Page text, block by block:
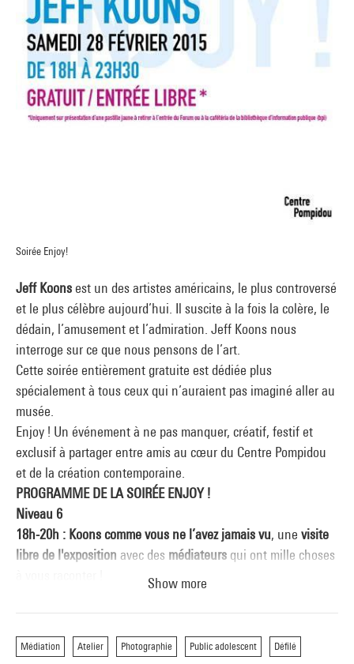
Soirée Enjoy!
Jeff Koonsest un des artistes américains, le plus controversé
et le plus célèbre aujourd’hui. Il suscite à la fois la colère, le
dédain, l’amusement et l’admiration. Jeff Koons nous
interroge sur ce que nous pensons de l’art.
Cette soirée entièrement gratuite est dédiée plus
spécialement à tous ceux qui n’auraient pas imaginé aller au
musée.
Enjoy ! Un événement à ne pas manquer, créatif, festif et
exclusif à partager entre amis au cœur du Centre Pompidou
et de la création contemporaine.
PROGRAMME DE LA SOIRÉE ENJOY !
Niveau 6
18h-20h : Koons comme vous ne l’avez jamais vu, une visite
libre de l'exposition avec des médiateurs qui ont mille choses
photos de reflets à soireeenjoy2015@gmail.com ! Elles seront
diffusées exceptionnellement en temps réel dans le Forum -1
Forum -1
Show more
Médiation Atelier Photographie Public adolescent Défilé